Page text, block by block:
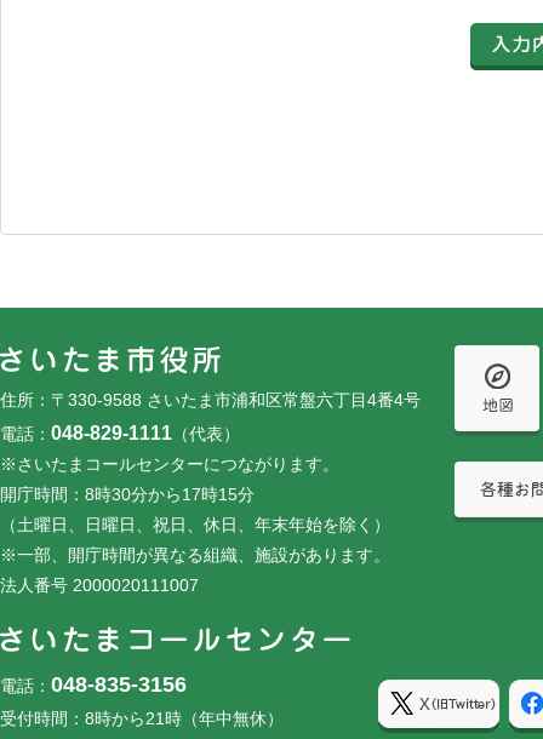
住所：〒330-9588 さいたま市浦和区常盤六丁目4番4号
電話： 048-829-1111 （代表）
※さいたまコールセンターにつながります。
開庁時間：8時30分から17時15分
（土曜日、日曜日、祝日、休日、年末年始を除く）
※一部、開庁時間が異なる組織、施設があります。
法人番号 2000020111007
電話： 048-835-3156
受付時間：8時から21時（年中無休）